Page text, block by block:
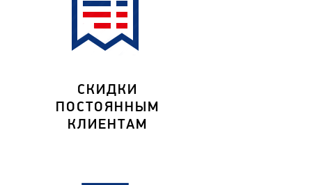
СКИДКИ
ПОСТОЯННЫМ
КЛИЕНТАМ